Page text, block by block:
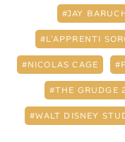
JAY
L'APPRENTI
NICOLAS CAGE
THE GRUDGE
WALT DISNEY